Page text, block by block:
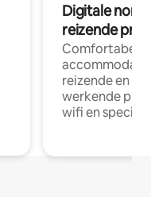
Digitale
reizende
Comfortabele
reizende en
werkende
wifi en